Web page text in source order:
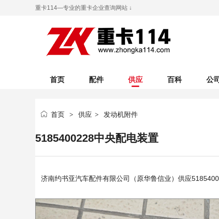
重卡114—专业的重卡企业查询网站 ↓
首页 配件 供应 百科 公
首页 > 供应 > 发动机附件
5185400228中央配电装置
济南约书亚汽车配件有限公司（原华鲁信业） 供应